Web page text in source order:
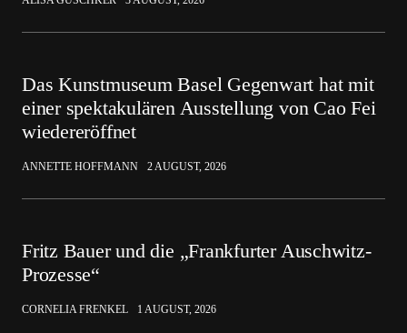
Das Kunstmuseum Basel Gegenwart hat mit
einer spektakulären Ausstellung von Cao Fei
wiedereröffnet
ANNETTE HOFFMANN 2 AUGUST, 2026
Fritz Bauer und die „Frankfurter Auschwitz-
Prozesse“
CORNELIA FRENKEL 1 AUGUST, 2026